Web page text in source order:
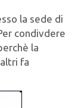
la sede di
condivdere
la
fa